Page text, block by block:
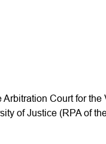
Court for the
of Justice (RPA of